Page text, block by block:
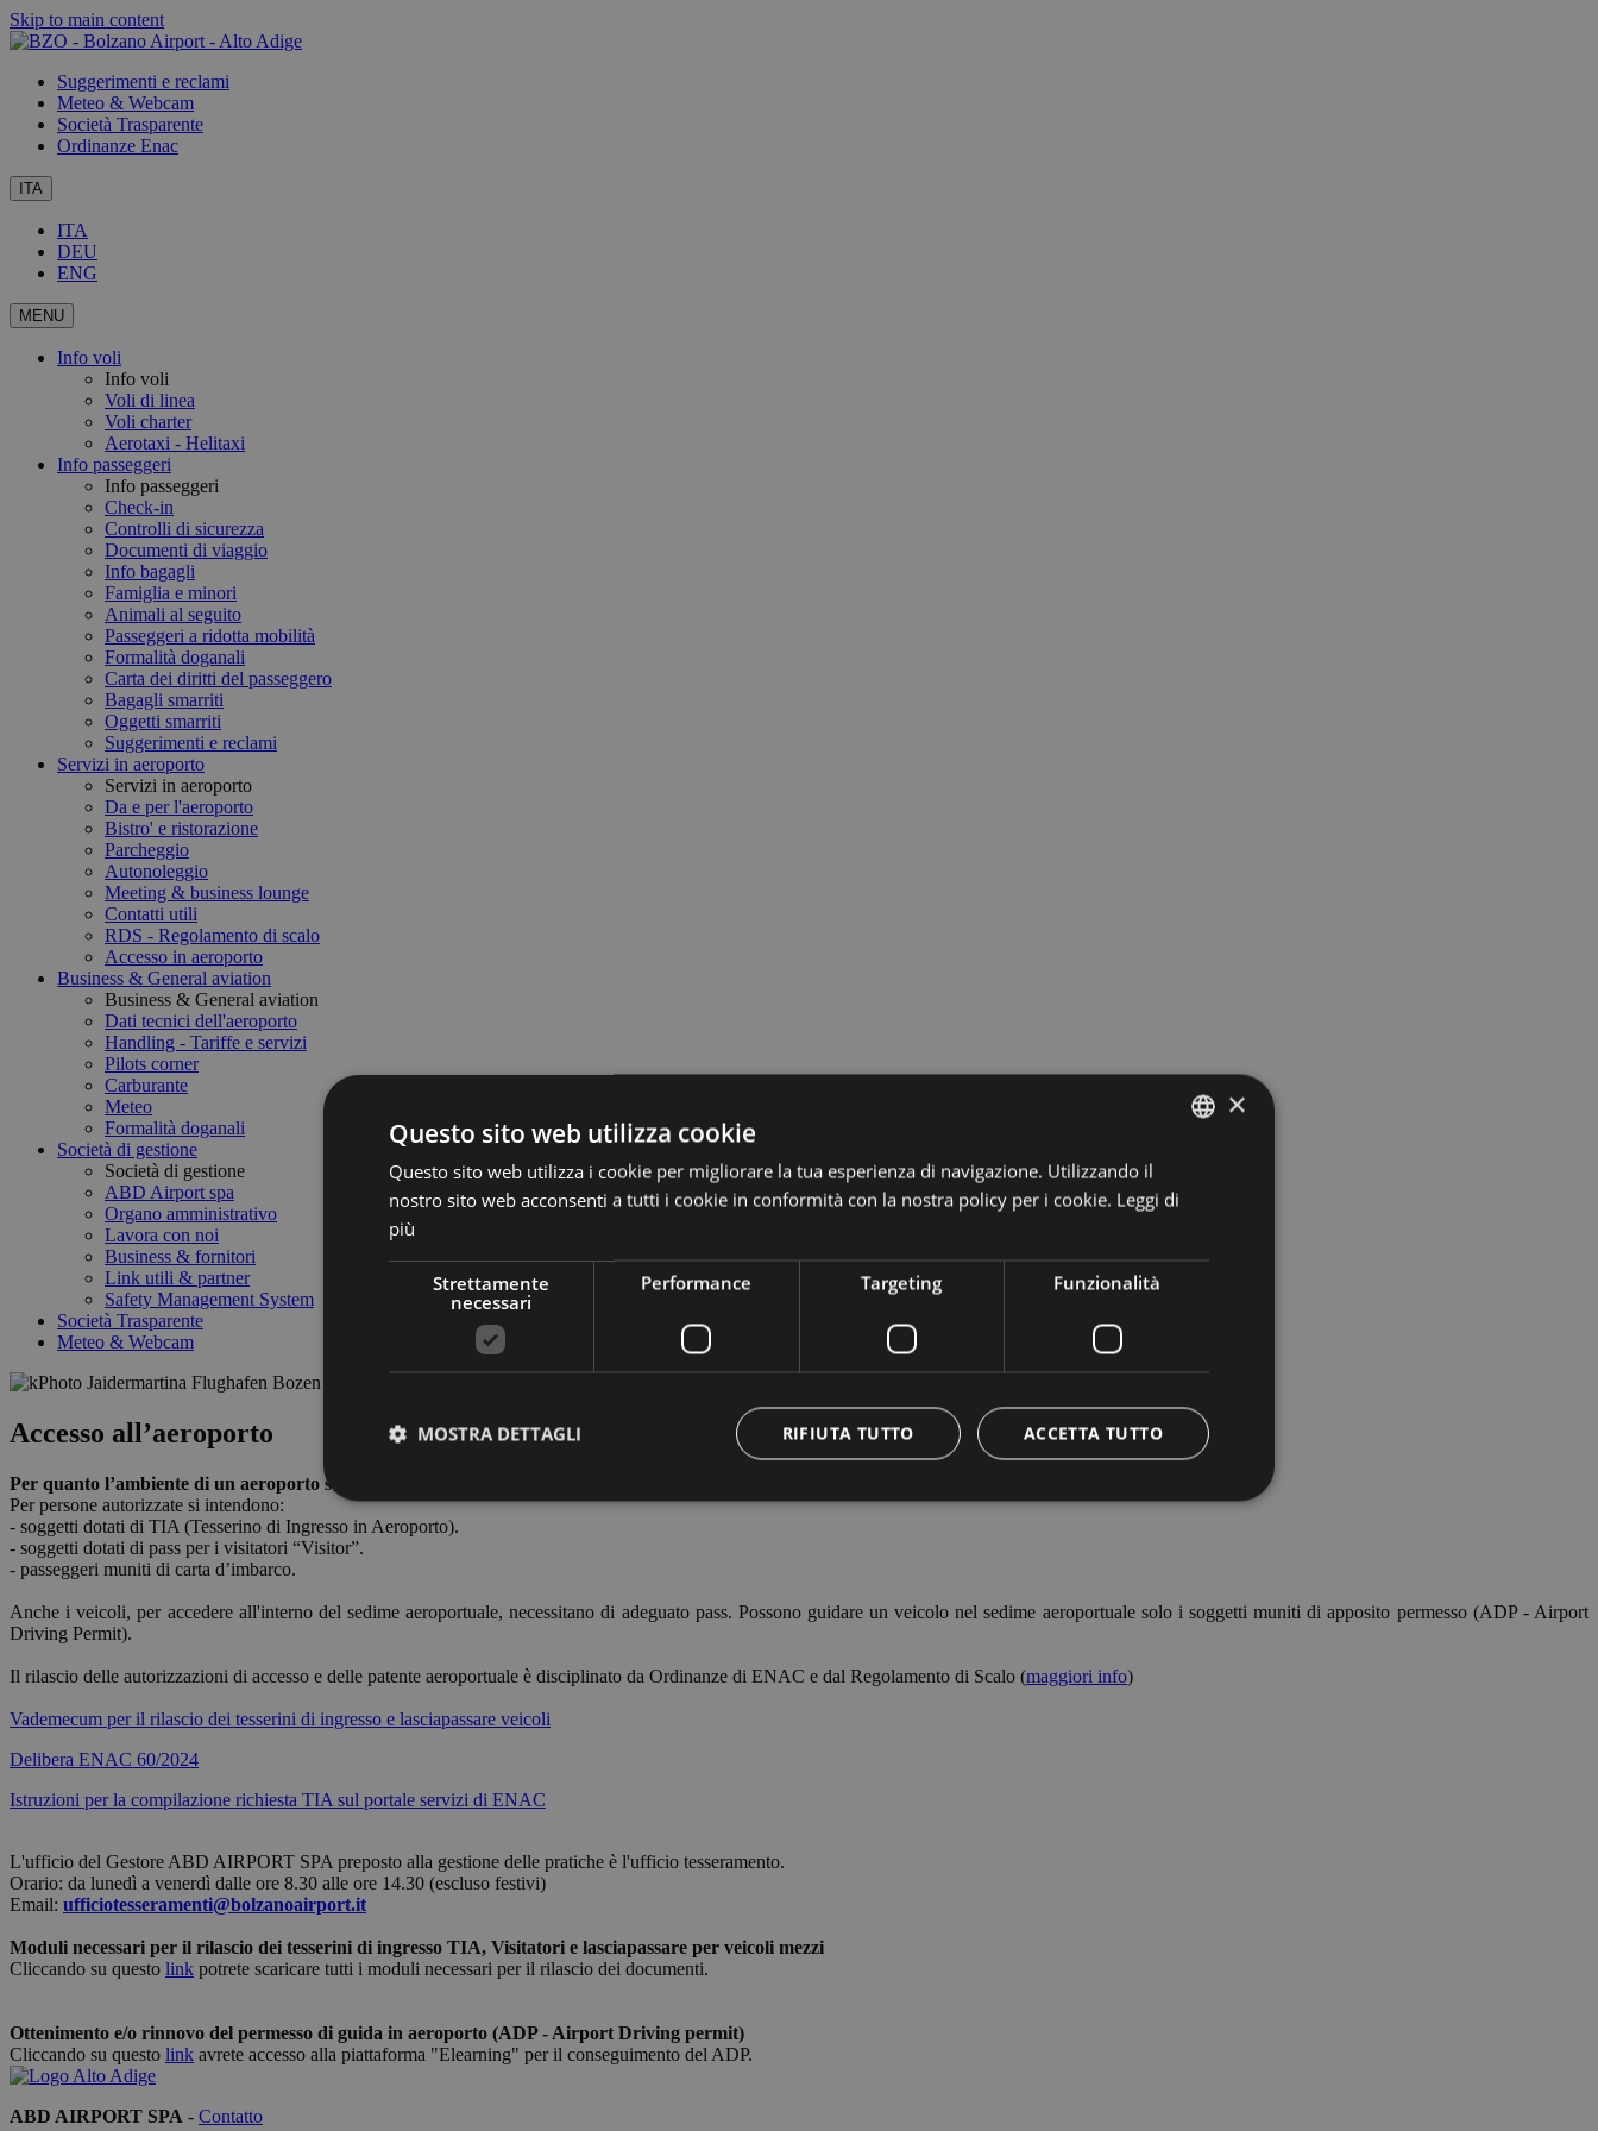
Skip to main content
Suggerimenti e reclami
Meteo & Webcam
Società Trasparente
Ordinanze Enac
ITA
ITA
DEU
ENG
MENU
Info voli
Info voli
Voli di linea
Voli charter
Aerotaxi - Helitaxi
Info passeggeri
Info passeggeri
Check-in
Controlli di sicurezza
Documenti di viaggio
Info bagagli
Famiglia e minori
Animali al seguito
Passeggeri a ridotta mobilità
Formalità doganali
Carta dei diritti del passeggero
Bagagli smarriti
Oggetti smarriti
Suggerimenti e reclami
Servizi in aeroporto
Servizi in aeroporto
Da e per l'aeroporto
Bistro' e ristorazione
Parcheggio
Autonoleggio
Meeting & business lounge
Contatti utili
RDS - Regolamento di scalo
Accesso in aeroporto
Business & General aviation
Business & General aviation
Dati tecnici dell'aeroporto
Handling - Tariffe e servizi
Pilots corner
Carburante
Meteo
Formalità doganali
Società di gestione
Società di gestione
ABD Airport spa
Organo amministrativo
Lavora con noi
Business & fornitori
Link utili & partner
Safety Management System
Società Trasparente
Meteo & Webcam
Accesso all’aeroporto
Per quanto l’ambiente di un aeroporto susciti interesse e curiosità, le aree interdette al pubblico sono accessibili solo alle persone autorizzate.
Per persone autorizzate si intendono:
- soggetti dotati di TIA (Tesserino di Ingresso in Aeroporto).
- soggetti dotati di pass per i visitatori “Visitor”.
- passeggeri muniti di carta d’imbarco.
Anche i veicoli, per accedere all'interno del sedime aeroportuale, necessitano di adeguato pass. Possono guidare un veicolo nel sedime aeroportuale solo i soggetti muniti di apposito permesso (ADP - Airport
Driving Permit).
Il rilascio delle autorizzazioni di accesso e delle patente aeroportuale è disciplinato da Ordinanze di ENAC e dal Regolamento di Scalo (maggiori info)
Vademecum per il rilascio dei tesserini di ingresso e lasciapassare veicoli
Delibera ENAC 60/2024
Istruzioni per la compilazione richiesta TIA sul portale servizi di ENAC
L'ufficio del Gestore ABD AIRPORT SPA preposto alla gestione delle pratiche è l'ufficio tesseramento.
Orario: da lunedì a venerdì dalle ore 8.30 alle ore 14.30 (escluso festivi)
Email: ufficiotesseramenti@bolzanoairport.it
Moduli necessari per il rilascio dei tesserini di ingresso TIA, Visitatori e lasciapassare per veicoli mezzi
Cliccando su questo link potrete scaricare tutti i moduli necessari per il rilascio dei documenti.
Ottenimento e/o rinnovo del permesso di guida in aeroporto (ADP - Airport Driving permit)
Cliccando su questo link avrete accesso alla piattaforma "Elearning" per il conseguimento del ADP.
ABD AIRPORT SPA - Contatto
ENGLISH
×
Questo sito web utilizza cookie
Questo sito web utilizza i cookie per migliorare la tua esperienza di navigazione. Utilizzando il
nostro sito web acconsenti a tutti i cookie in conformità con la nostra policy per i cookie. Leggi di
più
Strettamente
necessari
Performance Targeting Funzionalità
ACCETTA TUTTO
RIFIUTA TUTTO
MOSTRA DETTAGLI
dell'account. Il sito web non può essere utilizzato correttamente senza i cookie strettamente necessari.
Dominio
CookieScriptConsent
CookieScript
5 mesi 3
Questo cookie viene utilizzato dal servizio Cookie-Script.com per
Dominio
_ga_QBFBLBZ4YG .bolzanoairport.it
1 anno 1
Questo cookie viene utilizzato da Google Analytics per mantenere lo
Google Privacy Policy